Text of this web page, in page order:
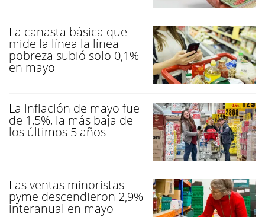
La canasta básica que
mide la línea la línea
pobreza subió solo 0,1%
en mayo
La inflación de mayo fue
de 1,5%, la más baja de
los últimos 5 años
Las ventas minoristas
pyme descendieron 2,9%
interanual en mayo